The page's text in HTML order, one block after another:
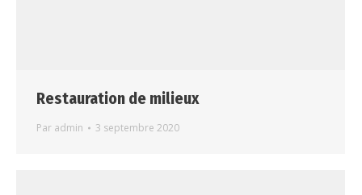
Restauration de milieux
Par admin 3 septembre 2020